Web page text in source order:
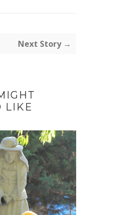
Next Story →
LIKE